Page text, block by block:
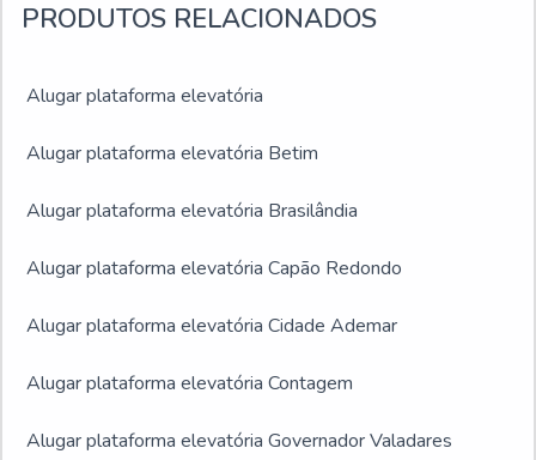
PRODUTOS RELACIONADOS
Alugar plataforma elevatória
Alugar plataforma elevatória Betim
Alugar plataforma elevatória Brasilândia
Alugar plataforma elevatória Capão Redondo
Alugar plataforma elevatória Cidade Ademar
Alugar plataforma elevatória Contagem
Alugar plataforma elevatória Governador Valadares